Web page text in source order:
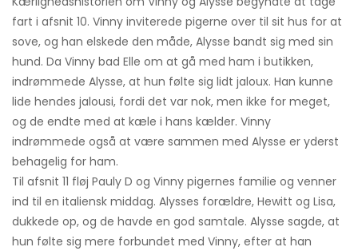
fart i afsnit 10. Vinny inviterede pigerne over til sit hus for at
sove, og han elskede den måde, Alysse bandt sig med sin
hund. Da Vinny bad Elle om at gå med ham i butikken,
indrømmede Alysse, at hun følte sig lidt jaloux. Han kunne
lide hendes jalousi, fordi det var nok, men ikke for meget,
og de endte med at kæle i hans kælder. Vinny
indrømmede også at være sammen med Alysse er yderst
behagelig for ham.
Til afsnit 11 fløj Pauly D og Vinny pigernes familie og venner
ind til en italiensk middag. Alysses forældre, Hewitt og Lisa,
dukkede op, og de havde en god samtale. Alysse sagde, at
hun følte sig mere forbundet med Vinny, efter at han